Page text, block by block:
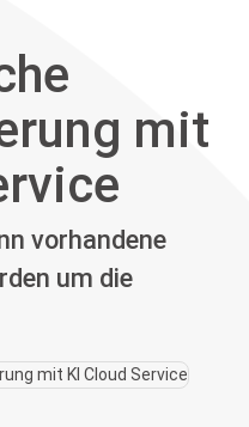
mit
vorhandene
um die